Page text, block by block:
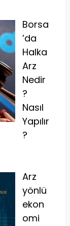
Borsa
’da
Halka
Arz
Nedir
?
Nasıl
Yapılır
?
Arz
yönlü
ekon
omi